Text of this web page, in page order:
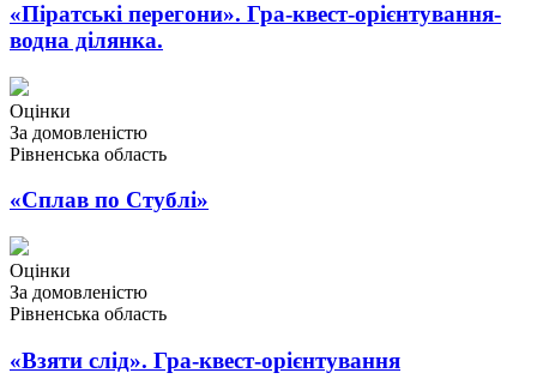
«Піратські перегони». Гра-квест-орієнтування-
водна ділянка.
Оцінки
За домовленістю
Рівненська область
«Сплав по Стублі»
Оцінки
За домовленістю
Рівненська область
«Взяти слід». Гра-квест-орієнтування